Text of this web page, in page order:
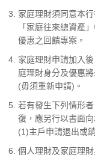
家庭理財須同意本
「家庭往來總資產
優惠之回饋專案。
家庭理財申請加入
庭理財身分及優惠
(毋須重新申請)。
若有發生下列情形
復，應另行以書面向
(1)主戶申請退出或
個人理財及家庭理